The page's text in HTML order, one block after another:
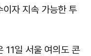
자 지속 가능한 투
11일 서울 여의도 콘